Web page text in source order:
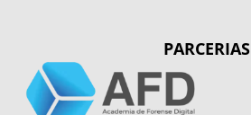
PARCERIAS